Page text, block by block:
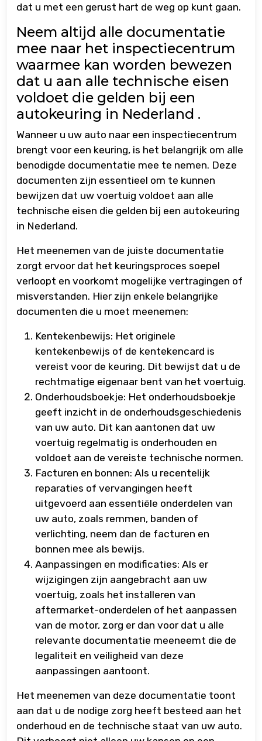
dat u met een gerust hart de weg op kunt gaan.
Neem altijd alle documentatie
mee naar het inspectiecentrum
waarmee kan worden bewezen
dat u aan alle technische eisen
voldoet die gelden bij een
autokeuring in Nederland .
Wanneer u uw auto naar een inspectiecentrum
brengt voor een keuring, is het belangrijk om alle
benodigde documentatie mee te nemen. Deze
documenten zijn essentieel om te kunnen
bewijzen dat uw voertuig voldoet aan alle
technische eisen die gelden bij een autokeuring
in Nederland.
Het meenemen van de juiste documentatie
zorgt ervoor dat het keuringsproces soepel
verloopt en voorkomt mogelijke vertragingen of
misverstanden. Hier zijn enkele belangrijke
documenten die u moet meenemen:
Kentekenbewijs: Het originele
kentekenbewijs of de kentekencard is
vereist voor de keuring. Dit bewijst dat u de
rechtmatige eigenaar bent van het voertuig.
Onderhoudsboekje: Het onderhoudsboekje
geeft inzicht in de onderhoudsgeschiedenis
van uw auto. Dit kan aantonen dat uw
voertuig regelmatig is onderhouden en
voldoet aan de vereiste technische normen.
Facturen en bonnen: Als u recentelijk
reparaties of vervangingen heeft
uitgevoerd aan essentiële onderdelen van
uw auto, zoals remmen, banden of
verlichting, neem dan de facturen en
bonnen mee als bewijs.
Aanpassingen en modificaties: Als er
wijzigingen zijn aangebracht aan uw
voertuig, zoals het installeren van
aftermarket-onderdelen of het aanpassen
van de motor, zorg er dan voor dat u alle
relevante documentatie meeneemt die de
legaliteit en veiligheid van deze
aanpassingen aantoont.
Het meenemen van deze documentatie toont
aan dat u de nodige zorg heeft besteed aan het
onderhoud en de technische staat van uw auto.